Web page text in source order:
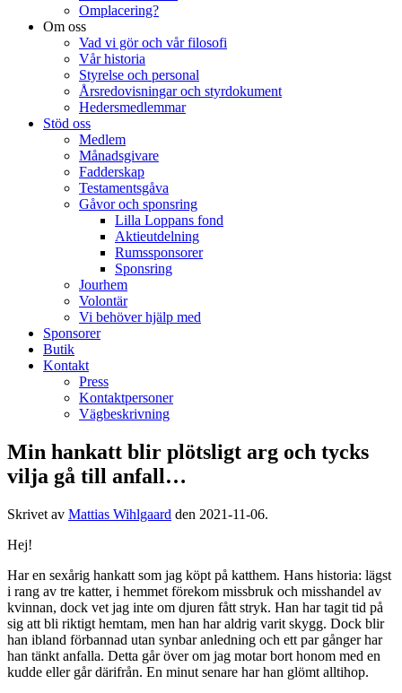
Omplacering?
Om oss
Vad vi gör och vår filosofi
Vår historia
Styrelse och personal
Årsredovisningar och styrdokument
Hedersmedlemmar
Stöd oss
Medlem
Månadsgivare
Fadderskap
Testamentsgåva
Gåvor och sponsring
Lilla Loppans fond
Aktieutdelning
Rumssponsorer
Sponsring
Jourhem
Volontär
Vi behöver hjälp med
Sponsorer
Butik
Kontakt
Press
Kontaktpersoner
Vägbeskrivning
Min hankatt blir plötsligt arg och tycks
vilja gå till anfall…
Skrivet av Mattias Wihlgaard den 2021-11-06.
Hej!
Har en sexårig hankatt som jag köpt på katthem. Hans historia: lägst
i rang av tre katter, i hemmet förekom missbruk och misshandel av
kvinnan, dock vet jag inte om djuren fått stryk. Han har tagit tid på
sig att bli riktigt hemtam, men han har aldrig varit skygg. Dock blir
han ibland förbannad utan synbar anledning och ett par gånger har
han tänkt anfalla. Detta går över om jag motar bort honom med en
kudde eller går därifrån. En minut senare har han glömt alltihop.